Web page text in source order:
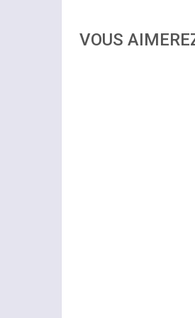
VOUS